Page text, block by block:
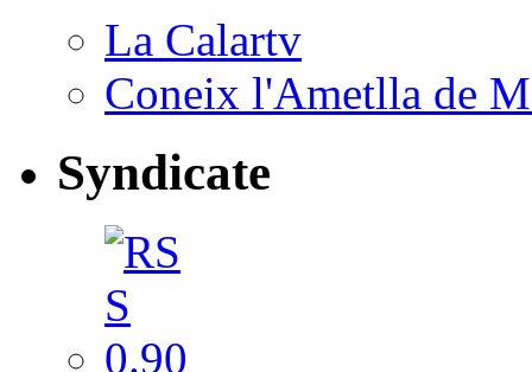
La Calartv
Coneix l'Ametlla de
Syndicate